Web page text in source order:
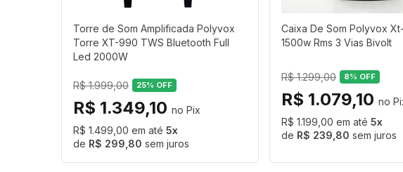
Torre de Som Amplificada Polyvox
Torre XT-990 TWS Bluetooth Full
Led 2000W
25% OFF
R$ 1.999,00
R$ 1.349,10
R$ 1.499,00
5
R$ 299,80 sem juros
Caixa De Som Polyvox
1500w Rms 3 Vias Bivolt
8% OFF
R$ 1.299,00
R$ 1.079,10
R$ 1.199,00
5
R$ 239,80 sem juros